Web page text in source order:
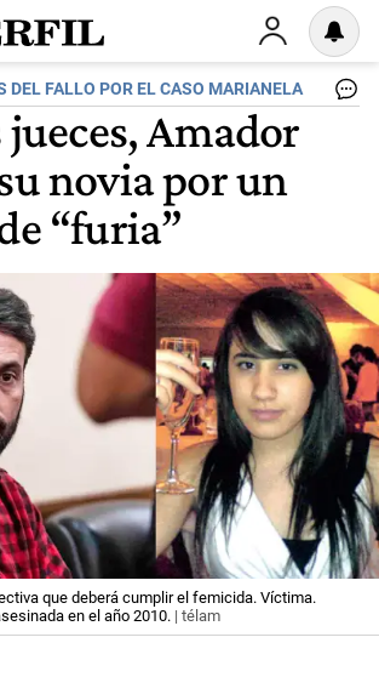
DEL FALLO POR EL CASO MARIANELA
jueces, Amador
novia por un
“furia”
que deberá cumplir el femicida. Víctima.
en el año 2010. | télam